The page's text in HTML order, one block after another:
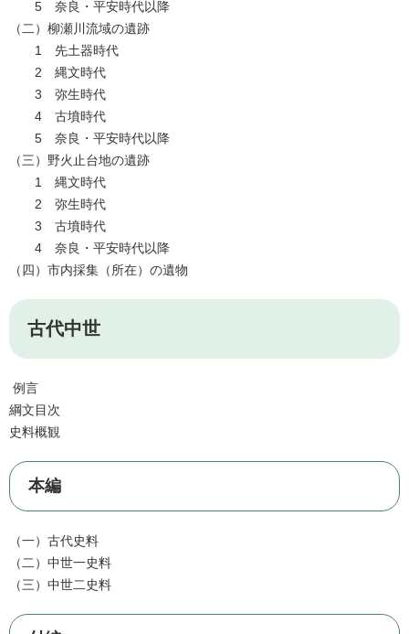
5 奈良・平安時代以降
（二）柳瀬川流域の遺跡
1 先土器時代
2 縄文時代
3 弥生時代
4 古墳時代
5 奈良・平安時代以降
（三）野火止台地の遺跡
1 縄文時代
2 弥生時代
3 古墳時代
4 奈良・平安時代以降
（四）市内採集（所在）の遺物
古代中世
例言
綱文目次
史料概観
本編
（一）古代史料
（二）中世一史料
（三）中世二史料